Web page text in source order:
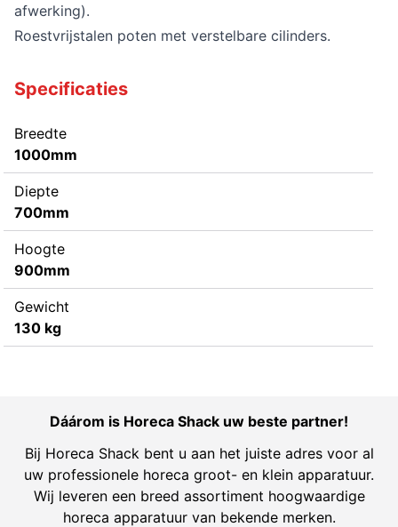
afwerking).
Roestvrijstalen poten met verstelbare cilinders.
Specificaties
Breedte
1000mm
Diepte
700mm
Hoogte
900mm
Gewicht
130 kg
Dáárom is Horeca Shack uw beste partner!
Bij Horeca Shack bent u aan het juiste adres voor al
uw professionele horeca groot- en klein apparatuur.
Wij leveren een breed assortiment hoogwaardige
horeca apparatuur van bekende merken.